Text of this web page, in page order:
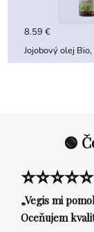
8.59 €
Jojobový olej
🟢
⭐⭐⭐⭐⭐
„Vegis mi
Oceňujem